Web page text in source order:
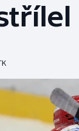
Basketbal
Boby a skeleton